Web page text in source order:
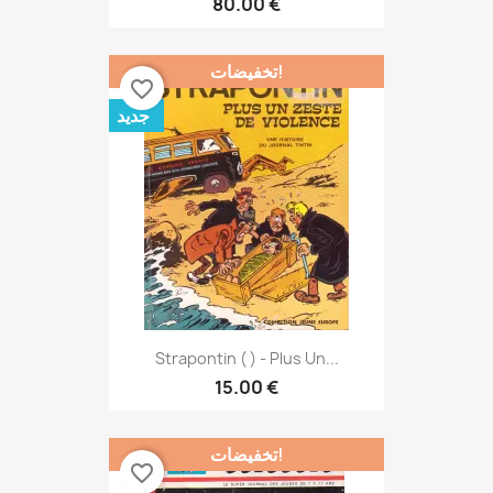
Strapontin ( ) - Plus Un...
15.00 €
تخفيضات!
جديد
favorite_border
تخفيضات!
favorite_border